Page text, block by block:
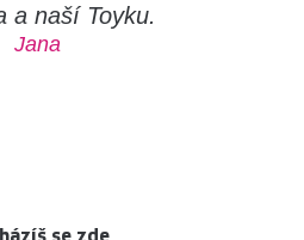
a naší Toyku.
Jana
se zde